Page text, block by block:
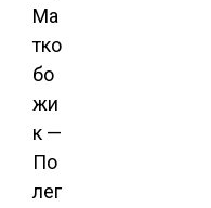
Ма
тко
бо
жи
к —
По
лег